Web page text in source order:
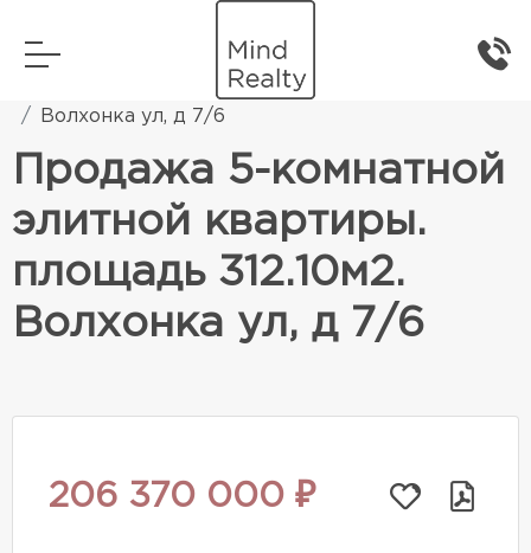
Элитная жилая недвижимость
Волхонка ул, д 7/6
Продажа 5-комнатной
элитной квартиры.
площадь 312.10м2.
Волхонка ул, д 7/6
206 370 000 ₽